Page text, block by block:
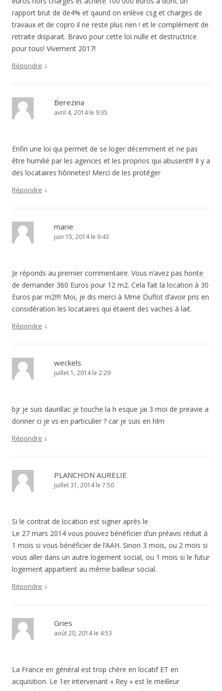
rapport brut de de4% et qaund on enlève csg et charges de
travaux et de copro il ne reste plus rien ! et le complément de
retraite disparait. Bravo pour cette loi nulle et destructrice
pour tous! Vivement 2017!
Répondre ↓
Berezina
avril 4, 2014 le 9:35
Enfin une loi qui permet de se loger décemment et ne pas
être humilié par les agences et les proprios qui abusent!!! Il y a
des locataires hônnetes! Merci de les protéger
Répondre ↓
marie
juin 15, 2014 le 9:43
Je réponds au premier commentaire. Vous n’avez pas honte
de demander 360 Euros pour 12 m2. Cela fait la location à 30
Euros par m2!!!! Moi, je dis merci à Mme Duflot d’avoir pris en
considération les locataires qui étaient des vaches à lait.
Répondre ↓
weckels
juillet 1, 2014 le 2:29
bjr je suis daurillac je touche la h esque jai 3 moi de preavie a
donner ci je vs en particulier ? car je suis en hlm
Répondre ↓
PLANCHON AURELIE
juillet 31, 2014 le 7:50
Si le contrat de location est signer après le
Le 27 mars 2014 vous pouvez bénéficier d’un préavis réduit à
1 mois si vous bénéficier de l’AAH. Sinon 3 mois, ou 2 mois si
vous aller dans un autre logement social, ou 1 mois si le futur
logement appartient au même bailleur social.
Répondre ↓
Gries
août 20, 2014 le 4:53
La France en général est trop chère en locatif ET en
acquisition. Le 1er intervenant « Rey » est le meilleur